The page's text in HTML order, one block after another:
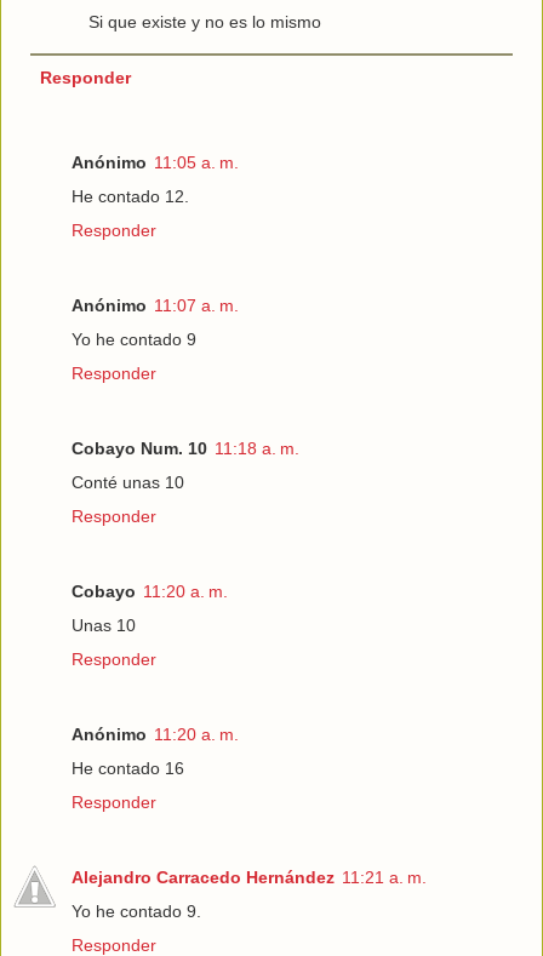
Si que existe y no es lo mismo
Responder
Anónimo 11:05 a. m.
He contado 12.
Responder
Anónimo 11:07 a. m.
Yo he contado 9
Responder
Cobayo Num. 10 11:18 a. m.
Conté unas 10
Responder
Cobayo 11:20 a. m.
Unas 10
Responder
Anónimo 11:20 a. m.
He contado 16
Responder
Alejandro Carracedo Hernández 11:21 a. m.
Yo he contado 9.
Responder